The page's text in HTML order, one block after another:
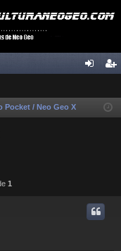
ist
Pocket / Neo Geo X
1